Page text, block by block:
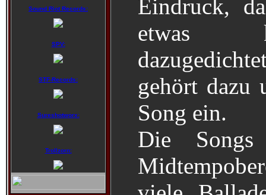
Sound Riot Records:
SPV:
STF-Records:
Sureshotworx:
Trollzorn:
Eindruck,
etwas
gehört dazu
Song ein.
Die